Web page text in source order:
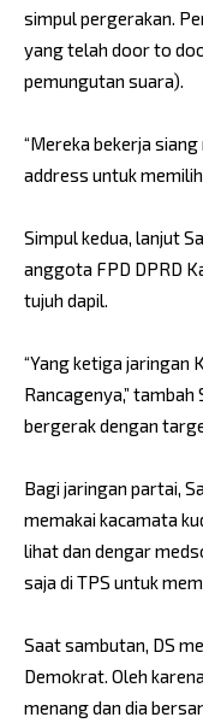
simpul pergerakan.
yang telah door to
pemungutan suara).
“Mereka bekerja
address untuk
Simpul kedua, lanjut
anggota FPD DPRD
tujuh dapil.
“Yang ketiga jaringan
Rancagenya,”
bergerak dengan
Bagi jaringan partai,
memakai kacamata
lihat dan dengar
saja di TPS untuk
Saat sambutan, DS
Demokrat. Oleh
menang dan dia